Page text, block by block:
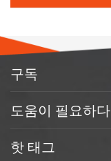
구독
도움이 필요하다
핫 태그